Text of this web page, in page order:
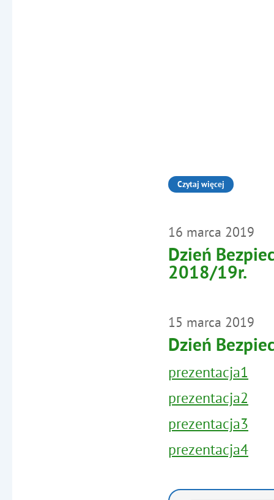
Czytaj więcej
16 marca 2019
Dzień
2018/19r.
15 marca 2019
Dzień
prezentacja1
prezentacja2
prezentacja3
prezentacja4